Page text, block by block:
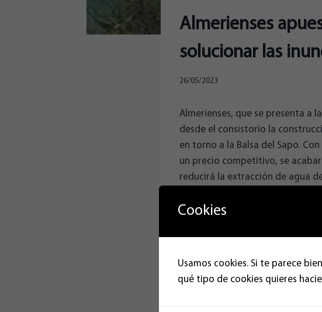
Almerienses
solucionar las
26/05/2023
Almerienses, que se presenta a
desde el consistorio la
en torno a la Balsa del Sapo.
un precio competitivo, se
reducirá la extracción de agua
Norias, ya que en ella se
agua, lo que generaría un
como no, la prevención de
Cookies
Usamos cookies. Si te parece
qué tipo de cookies quieres